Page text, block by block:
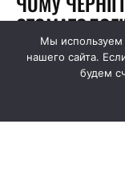
Мы используем
нашего сайта.
будем